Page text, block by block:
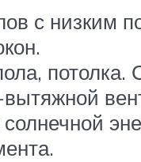
с низким
потолка.